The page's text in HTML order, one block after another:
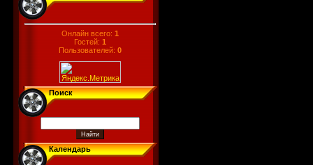
Онлайн всего: 1
Гостей: 1
Пользователей: 0
Поиск
Календарь